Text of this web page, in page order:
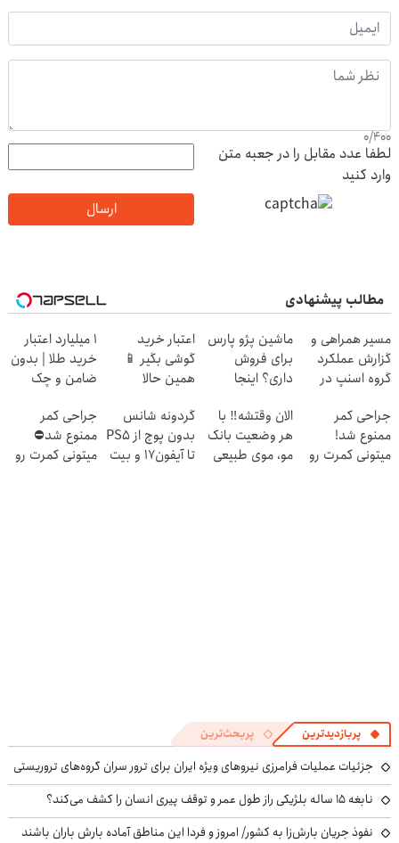
0/400
لطفا عدد مقابل را در جعبه متن
وارد کنید
ارسال
مطالب پیشنهادی
مسیر همراهی و
گزارش عملکرد
گروه اسنپ در
ماشین پژو پارس
برای فروش
داری؟ اینجا
اعتبار خرید
گوشی بگیر 📱
همین حالا
بده 🎯
۱ میلیارد اعتبار
خرید طلا | بدون
ضامن و چک
جراحی کمر
ممنوع شد!
میتونی کمرت رو
الان وقتشه‼️ با
هر وضعیت بانک
مو، موی طبیعی
گردونه شانس
بدون پوچ از PS5
تا آیفون17 و بیت
جراحی کمر
ممنوع شد⛔
میتونی کمرت رو
پربازدیدترین پربحث‌ترین
جزئیات عملیات فرامرزی نیروهای ویژه ایران برای ترور سران گروه‌های تروریستی
نابغه ۱۵ ساله بلژیکی راز طول عمر و توقف پیری انسان را کشف می‌کند؟
نفوذ جریان بارش‌زا به کشور/ امروز و فردا این مناطق آماده بارش باران باشند